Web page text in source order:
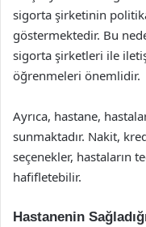
sigorta şirketinin
göstermektedir. Bu
sigorta şirketleri ile
öğrenmeleri önemlidir.
Ayrıca, hastane,
sunmaktadır. Nakit,
seçenekler, hastaların
hafifletebilir.
Hastanenin